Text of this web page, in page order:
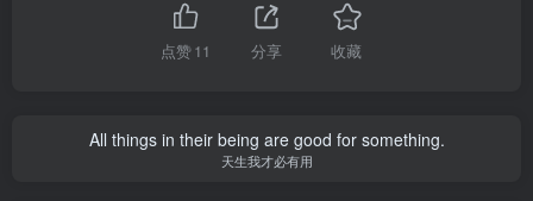
点赞11 分享 收藏
All things in their being are good for something.
天生我才必有用